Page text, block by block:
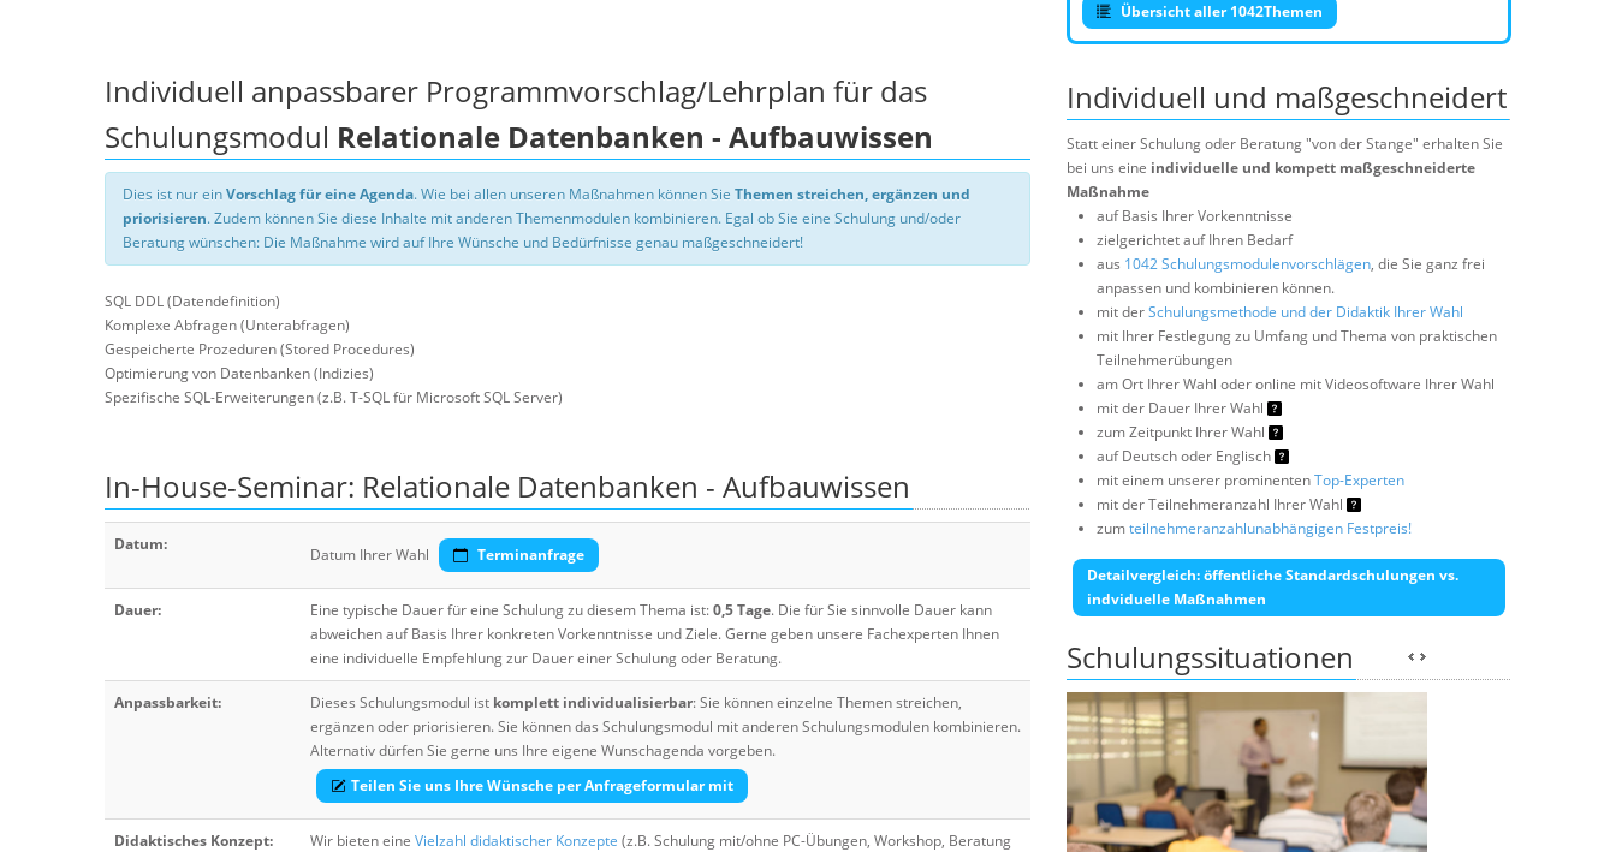
Übersicht aller 1042Themen
Individuell anpassbarer Programmvorschlag/Lehrplan für das
Schulungsmodul Relationale Datenbanken - Aufbauwissen
Dies ist nur einVorschlag für eine Agenda. Wie bei allen unseren Maßnahmen können Sie Themen streichen, ergänzen und
priorisieren. Zudem können Sie diese Inhalte mit anderen Themenmodulen kombinieren. Egal ob Sie eine Schulung und/oder
Beratung wünschen: Die Maßnahme wird auf Ihre Wünsche und Bedürfnisse genau maßgeschneidert!
SQL DDL (Datendefinition)
Komplexe Abfragen (Unterabfragen)
Gespeicherte Prozeduren (Stored Procedures)
Optimierung von Datenbanken (Indizies)
Spezifische SQL-Erweiterungen (z.B. T-SQL für Microsoft SQL Server)
In-House-Seminar: Relationale Datenbanken - Aufbauwissen
Datum:
Datum Ihrer Wahl Terminanfrage
Dauer: Eine typische Dauer für eine Schulung zu diesem Thema ist:0,5 Tage. Die für Sie sinnvolle Dauer kann
abweichen auf Basis Ihrer konkreten Vorkenntnisse und Ziele. Gerne geben unsere Fachexperten Ihnen
eine individuelle Empfehlung zur Dauer einer Schulung oder Beratung.
Anpassbarkeit: Dieses Schulungsmodul ist komplett individualisierbar: Sie können einzelne Themen streichen,
ergänzen oder priorisieren. Sie können das Schulungsmodul mit anderen Schulungsmodulen kombinieren.
Alternativ dürfen Sie gerne uns Ihre eigene Wunschagenda vorgeben.
Teilen Sie uns Ihre Wünsche per Anfrageformular mit
Didaktisches Konzept: Wir bieten eine Vielzahl didaktischer Konzepte (z.B. Schulung mit/ohne PC-Übungen, Workshop, Beratung
Individuell und maßgeschneidert
Statt einer Schulung oder Beratung "von der Stange" erhalten Sie
bei uns eine individuelle und kompett maßgeschneiderte
Maßnahme
auf Basis Ihrer Vorkenntnisse
zielgerichtet auf Ihren Bedarf
aus 1042 Schulungsmodulenvorschlägen, die Sie ganz frei
anpassen und kombinieren können.
mit derSchulungsmethode und der Didaktik Ihrer Wahl
mit Ihrer Festlegung zu Umfang und Thema von praktischen
Teilnehmerübungen
am Ort Ihrer Wahl oder online mit Videosoftware Ihrer Wahl
mit der Dauer Ihrer Wahl
zum Zeitpunkt Ihrer Wahl
auf Deutsch oder Englisch
mit einem unserer prominentenTop-Experten
mit der Teilnehmeranzahl Ihrer Wahl
zumteilnehmeranzahlunabhängigen Festpreis!
Detailvergleich: öffentliche Standardschulungen vs.
indviduelle Maßnahmen
Schulungssituationen